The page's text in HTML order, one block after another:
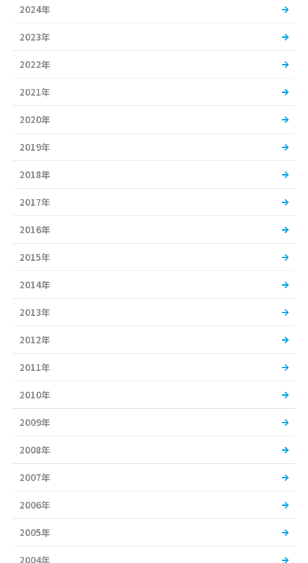
2024年
2023年
2022年
2021年
2020年
2019年
2018年
2017年
2016年
2015年
2014年
2013年
2012年
2011年
2010年
2009年
2008年
2007年
2006年
2005年
2004年